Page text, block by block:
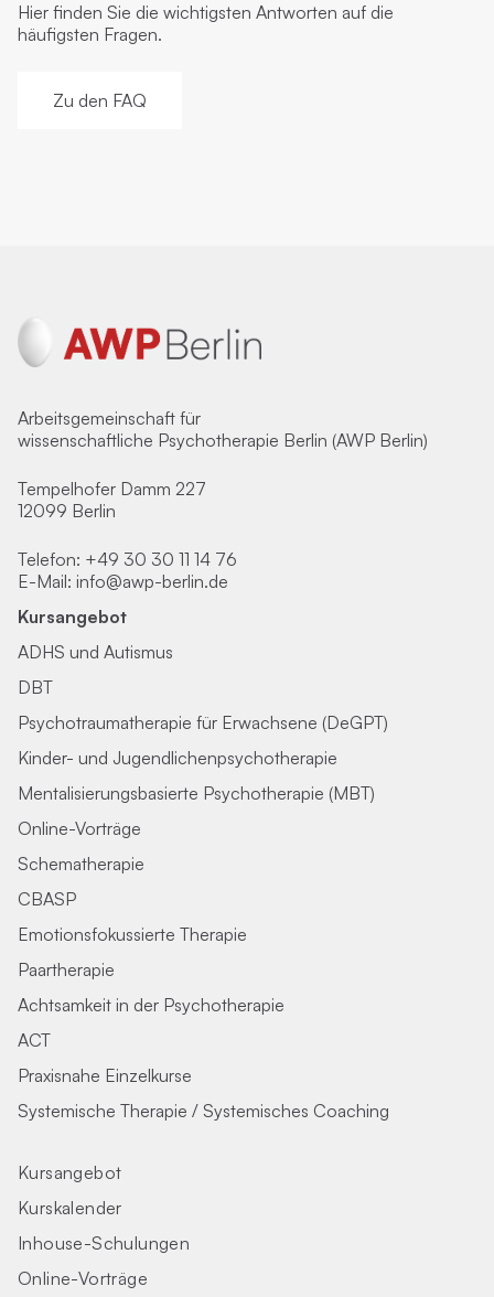
Hier finden Sie die wichtigsten Antworten auf die
häufigsten Fragen.
Zu den FAQ
Arbeitsgemeinschaft für
wissenschaftliche Psychotherapie Berlin (AWP Berlin)
Tempelhofer Damm 227
12099 Berlin
Telefon: +49 30 30 11 14 76
E-Mail: info@awp-berlin.de
Kursangebot
ADHS und Autismus
DBT
Psychotraumatherapie für Erwachsene (DeGPT)
Kinder- und Jugendlichenpsychotherapie
Mentalisierungsbasierte Psychotherapie (MBT)
Online-Vorträge
Schematherapie
CBASP
Emotionsfokussierte Therapie
Paartherapie
Achtsamkeit in der Psychotherapie
ACT
Praxisnahe Einzelkurse
Systemische Therapie / Systemisches Coaching
Kursangebot
Kurskalender
Inhouse-Schulungen
Online-Vorträge